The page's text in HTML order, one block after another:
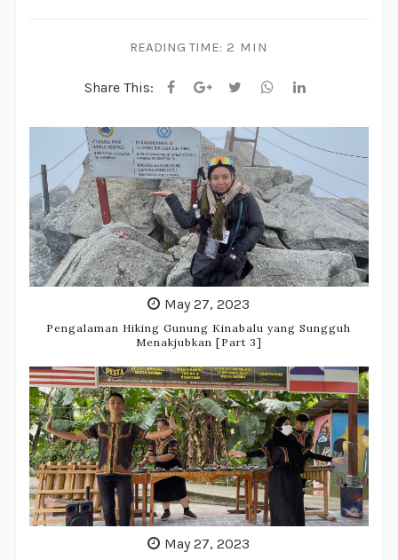
READING TIME: 2 MIN
Share This:
May 27, 2023
Pengalaman Hiking Gunung Kinabalu yang Sungguh
Menakjubkan [Part 3]
May 27, 2023